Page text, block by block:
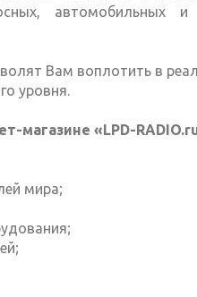
автомобильных и
Вам воплотить в
уровня.
магазине «LPD-
мира;